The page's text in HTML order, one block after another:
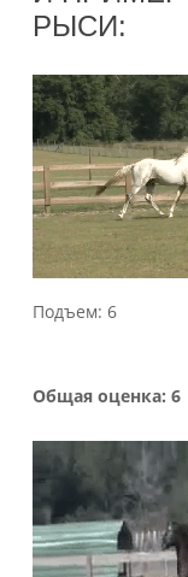
РЫСИ:
Подъем: 6
Общая оценка: 6